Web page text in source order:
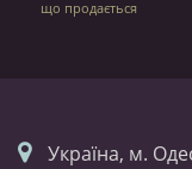
що продається
Українa, м.